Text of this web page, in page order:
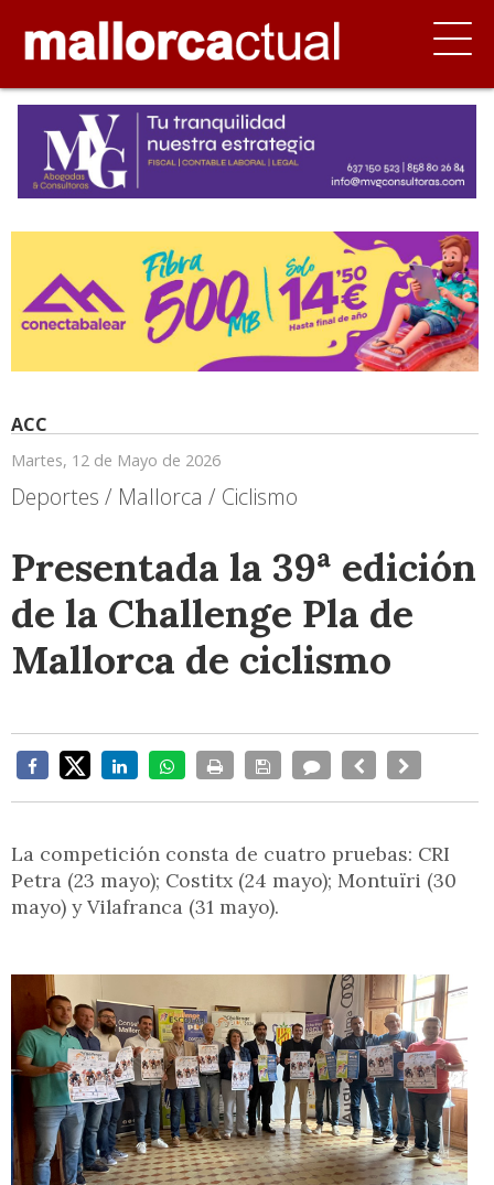
ACC
Martes, 12 de Mayo de 2026
Deportes / Mallorca / Ciclismo
Presentada la 39ª edición
de la Challenge Pla de
Mallorca de ciclismo
La competición consta de cuatro pruebas: CRI
Petra (23 mayo); Costitx (24 mayo); Montuïri (30
mayo) y Vilafranca (31 mayo).